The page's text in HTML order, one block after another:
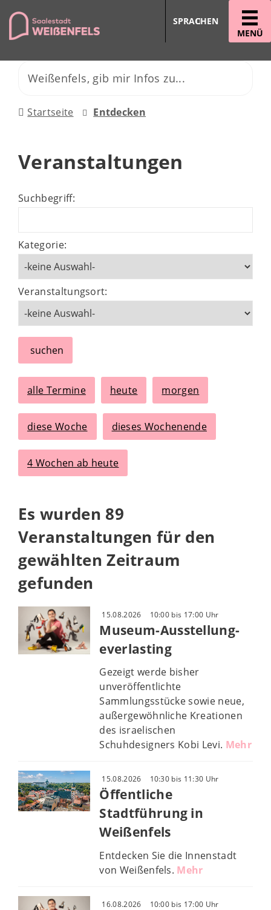
MENÜ
SPRACHEN
Startseite Entdecken
Veranstaltungen
Suchbegriff:
Kategorie:
Veranstaltungsort:
suchen
alle Termine heute morgen
diese Woche dieses Wochenende
4 Wochen ab heute
Es wurden 89
Veranstaltungen für den
gewählten Zeitraum
gefunden
15.08.2026 10:00 bis 17:00 Uhr
Museum-Ausstellung-
everlasting
Gezeigt werde bisher
unveröffentlichte
Sammlungsstücke sowie neue,
außergewöhnliche Kreationen
des israelischen
Schuhdesigners Kobi Levi. Mehr
15.08.2026 10:30 bis 11:30 Uhr
Öffentliche
Stadtführung in
Weißenfels
Entdecken Sie die Innenstadt
von Weißenfels. Mehr
16.08.2026 10:00 bis 17:00 Uhr